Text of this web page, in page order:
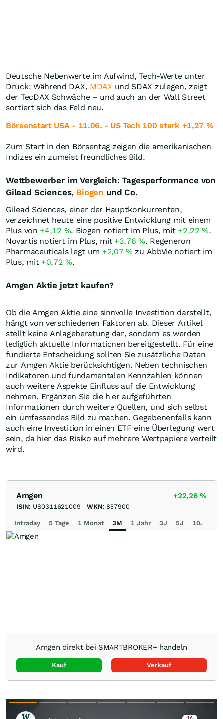
Deutsche Nebenwerte im Aufwind, Tech-Werte unter
Druck: Während DAX, MDAX und SDAX zulegen, zeigt
der TecDAX Schwäche – und auch an der Wall Street
sortiert sich das Feld neu.
Börsenstart USA - 11.06. - US Tech 100 stark +1,27 %
Zum Start in den Börsentag zeigen die amerikanischen
Indizes ein zumeist freundliches Bild.
Wettbewerber im Vergleich: Tagesperformance von
Gilead Sciences, Biogen und Co.
Gilead Sciences, einer der Hauptkonkurrenten,
verzeichnet heute eine positive Entwicklung mit einem
Plus von +4,12 %. Biogen notiert im Plus, mit +2,22%.
Novartis notiert im Plus, mit +3,76%. Regeneron
Pharmaceuticals legt um +2,07% zu AbbVie notiert im
Plus, mit +0,72%.
Amgen Aktie jetzt kaufen?
Ob die Amgen Aktie eine sinnvolle Investition darstellt,
hängt von verschiedenen Faktoren ab. Dieser Artikel
stellt keine Anlageberatung dar, sondern es werden
lediglich aktuelle Informationen bereitgestellt. Für eine
fundierte Entscheidung sollten Sie zusätzliche Daten
zur Amgen Aktie berücksichtigen. Neben technischen
Indikatoren und fundamentalen Kennzahlen können
auch weitere Aspekte Einfluss auf die Entwicklung
nehmen. Ergänzen Sie die hier aufgeführten
Informationen durch weitere Quellen, und sich selbst
ein umfassendes Bild zu machen. Gegebenenfalls kann
auch eine Investition in einen ETF eine Überlegung wert
sein, da hier das Risiko auf mehrere Wertpapiere verteilt
wird.
Amgen +22,26%
ISIN: US0311621009 WKN: 867900
Intraday 5 Tage 1 Monat 3M 1 Jahr 3J 5J 10J
Amgen direkt bei SMARTBROKER+ handeln
Kauf Verkauf